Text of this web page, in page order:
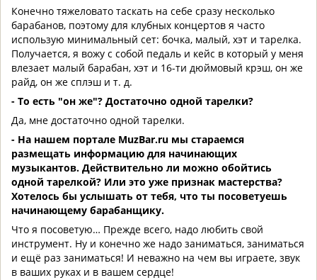
Конечно тяжеловато таскать на себе сразу несколько
барабанов, поэтому для клубных концертов я часто
использую минимальный сет: бочка, малый, хэт и тарелка.
Получается, я вожу с собой педаль и кейс в который у меня
влезает малый барабан, хэт и 16-ти дюймовый крэш, он же
райд, он же сплэш и т. д.
- То есть "он же"? Достаточно одной тарелки?
Да, мне достаточно одной тарелки.
- На нашем портале MuzBar.ru мы стараемся
размещать информацию для начинающих
музыкантов. Действительно ли можно обойтись
одной тарелкой? Или это уже признак мастерства?
Хотелось бы услышать от тебя, что ты посоветуешь
начинающему барабанщику.
Что я посоветую… Прежде всего, надо любить свой
инструмент. Ну и конечно же надо заниматься, заниматься
и ещё раз заниматься! И неважно на чем вы играете, звук
в ваших руках и в вашем сердце!